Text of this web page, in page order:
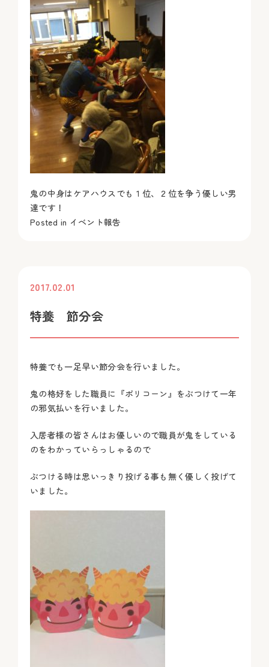
鬼の中身はケアハウスでも１位、２位を争う優しい男
達です！
Posted in イベント報告
2017.02.01
特養 節分会
特養でも一足早い節分会を行いました。
鬼の格好をした職員に『ポリコーン』をぶつけて一年
の邪気払いを行いました。
入居者様の皆さんはお優しいので職員が鬼をしている
のをわかっていらっしゃるので
ぶつける時は思いっきり投げる事も無く優しく投げて
いました。